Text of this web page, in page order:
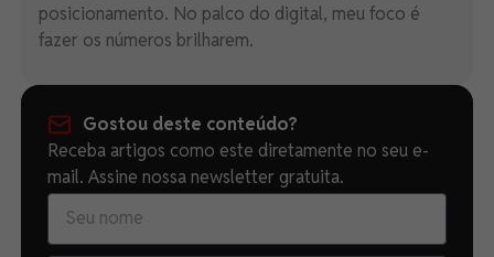
posicionamento. No palco do digital, meu foco é
fazer os números brilharem.
Gostou deste conteúdo?
Receba artigos como este diretamente no seu e-
mail. Assine nossa newsletter gratuita.